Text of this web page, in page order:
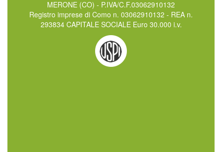
MERONE (CO) - P.IVA/C.F.03062910132
Registro imprese di Como n. 03062910132 - REA n.
293834 CAPITALE SOCIALE Euro 30.000 i.v.